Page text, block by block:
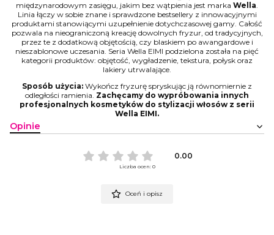
międzynarodowym zasięgu, jakim bez wątpienia jest marka Wella
Linia łączy w sobie znane i sprawdzone bestsellery z innowacyjnymi
produktami stanowiącymi uzupełnienie dotychczasowej gamy. Całość
pozwala na nieograniczoną kreację dowolnych fryzur, od tradycyjnych,
przez te z dodatkową objętością, czy blaskiem po awangardowe i
nieszablonowe uczesania. Seria Wella EIMI podzielona została na pięć
kategorii produktów: objętość, wygładzenie, tekstura, połysk oraz
lakiery utrwalające.
Sposób użycia: Wykończ fryzurę spryskując ją równomiernie z
odległości ramienia. Zachęcamy do wypróbowania innych
profesjonalnych kosmetyków do stylizacji włosów z serii
Wella EIMI.
Opinie
0.00
Liczba ocen: 0
Oceń i opisz